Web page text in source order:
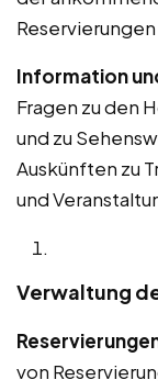
Information
Fragen zu den
und zu
Auskünften zu
und
Verwaltung
von